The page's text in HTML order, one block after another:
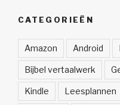
CATEGORIEËN
Amazon Android
Bijbel vertaalwerk
Kindle Leesplannen